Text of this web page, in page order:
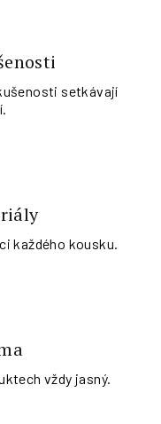
setkávají
každého kousku.
vždy jasný.